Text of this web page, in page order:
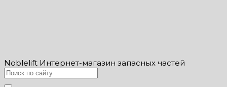
Noblelift Интернет-магазин запасных частей